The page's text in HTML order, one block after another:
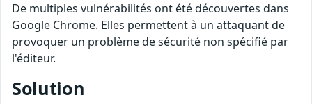
De multiples vulnérabilités ont été découvertes dans
Google Chrome. Elles permettent à un attaquant de
provoquer un problème de sécurité non spécifié par
l'éditeur.
Solution